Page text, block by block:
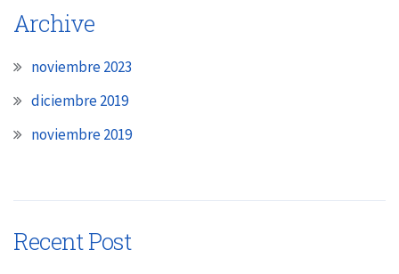
Archive
noviembre 2023
diciembre 2019
noviembre 2019
Recent Post